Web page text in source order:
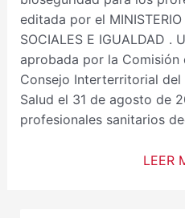
editada por el MINISTERIO
SOCIALES E IGUALDAD .
aprobada por la Comisión
Consejo Interterritorial del
Salud el 31 de agosto de
profesionales sanitarios
LEER